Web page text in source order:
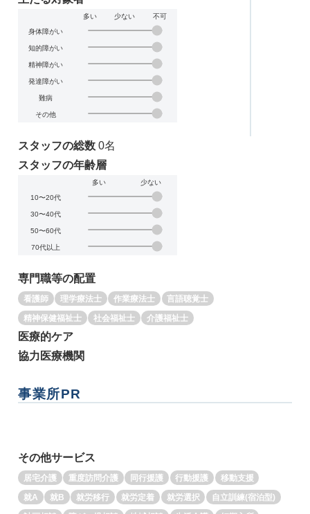
多い 少ない
不可
身体障がい
知的障がい
精神障がい
発達障がい
難病
その他
スタッフの総数 0名
スタッフの年齢層
多い
少ない
10〜20代
30〜40代
50〜60代
70代以上
専門職等の配置
看護師 理学療法士 作業療法士
言語聴覚士
精神保健福祉士
社会福祉士 介護福祉士
医療的ケア
協力医療機関
事業所PR
その他サービス
居宅介護 重度訪問介護 同行援護 行動援護
移動支援
就A
就B 就労移行 就労定着 就労選択
自立訓練(宿泊型)